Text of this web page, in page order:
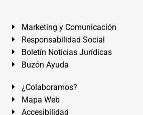
Marketing y Comunicación
Responsabilidad Social
Boletín Noticias Jurídicas
Buzón Ayuda
¿Colaboramos?
Mapa Web
Accesibilidad